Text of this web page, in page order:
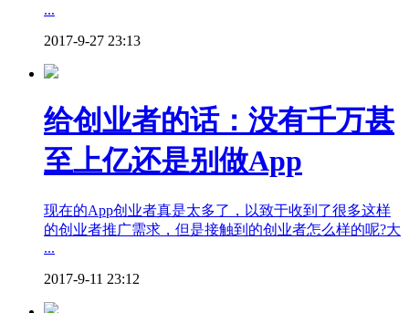
...
2017-9-27 23:13
给创业者的话：没有千万甚
至上亿还是别做App
现在的App创业者真是太多了，以致于收到了很多这样
的创业者推广需求，但是接触到的创业者怎么样的呢?大
...
2017-9-11 23:12